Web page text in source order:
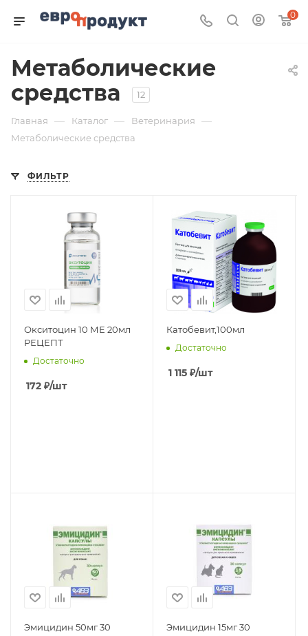
0
Метаболические
средства
12
Главная — Каталог — Ветеринария —
Метаболические средства
ФИЛЬТР
Окситоцин 10 МЕ 20мл
РЕЦЕПТ
Достаточно
172 ₽/шт
Катобевит,100мл
Достаточно
1 115 ₽/шт
Эмицидин 50мг 30
Эмицидин 15мг 30